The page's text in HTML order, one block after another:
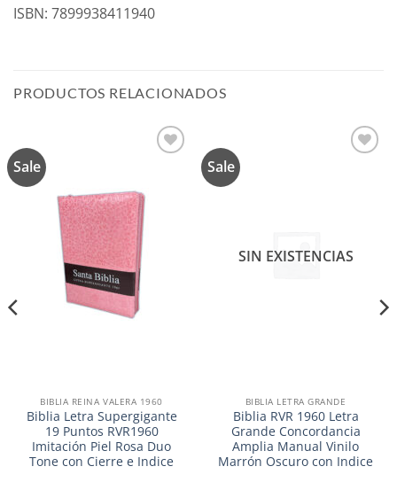
ISBN: 7899938411940
PRODUCTOS RELACIONADOS
Sale
BIBLIA REINA VALERA 1960
Biblia Letra Supergigante
19 Puntos RVR1960
Imitación Piel Rosa Duo
Tone con Cierre e Indice
Sale
SIN EXISTENCIAS
BIBLIA LETRA GRANDE
Biblia RVR 1960 Letra
Grande Concordancia
Amplia Manual Vinilo
Marrón Oscuro con Indice